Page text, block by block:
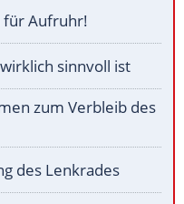
für Aufruhr!
sinnvoll ist
zum Verbleib des
des Lenkrades